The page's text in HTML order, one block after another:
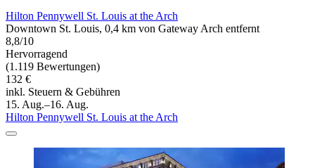
Hilton Pennywell St. Louis at the Arch
Downtown St. Louis, 0,4 km von Gateway Arch entfernt
8,8/10
Hervorragend
(1.119 Bewertungen)
132 €
inkl. Steuern & Gebühren
15. Aug.–16. Aug.
Hilton Pennywell St. Louis at the Arch